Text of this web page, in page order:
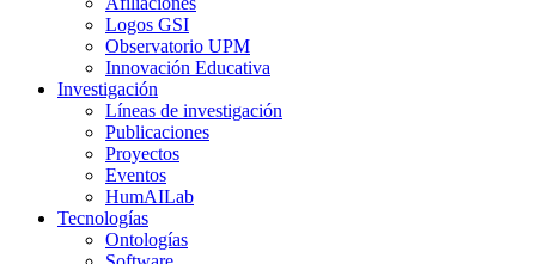
Logos GSI
Observatorio UPM
Innovación Educativa
Investigación
Líneas de investigación
Publicaciones
Proyectos
Eventos
HumAILab
Tecnologías
Ontologías